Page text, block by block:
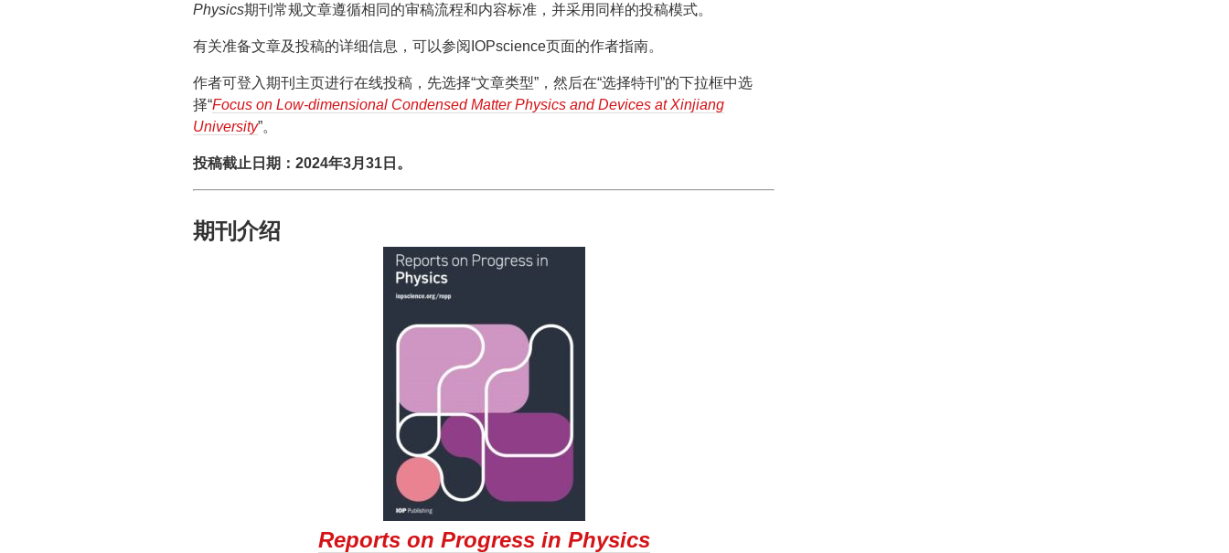
Physics期刊常规文章遵循相同的审稿流程和内容标准，并采用同样的投稿模式。
有关准备文章及投稿的详细信息，可以参阅IOPscience页面的作者指南。
作者可登入期刊主页进行在线投稿，先选择“文章类型”，然后在“选择特刊”的下拉框中选
择“Focus on Low-dimensional Condensed Matter Physics and Devices at Xinjiang
University”。
投稿截止日期：2024年3月31日。
期刊介绍
Reports on Progress in Physics